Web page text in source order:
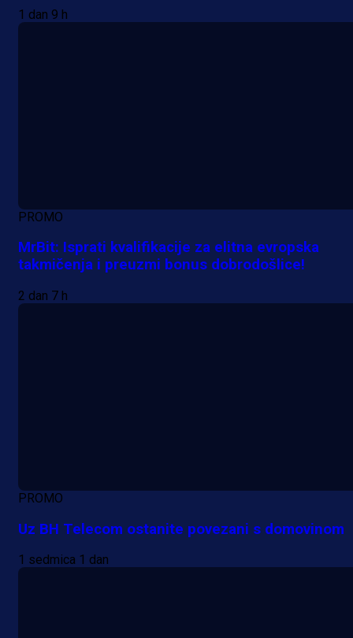
1 dan 9 h
PROMO
MrBit: Isprati kvalifikacije za elitna evropska
takmičenja i preuzmi bonus dobrodošlice!
2 dan 7 h
PROMO
Uz BH Telecom ostanite povezani s domovinom
1 sedmica 1 dan